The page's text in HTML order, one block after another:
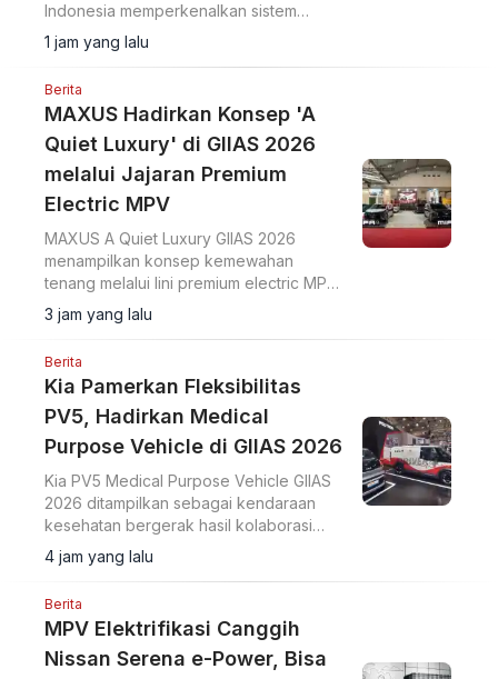
Indonesia memperkenalkan sistem
Sense, Think, dan Act yang membantu
pengemudi.
1 jam yang lalu
Berita
MAXUS Hadirkan Konsep 'A
Quiet Luxury' di GIIAS 2026
melalui Jajaran Premium
Electric MPV
MAXUS A Quiet Luxury GIIAS 2026
menampilkan konsep kemewahan
tenang melalui lini premium electric MPV
MIFA 7 dan MIFA 9 di ICE BSD City.
3 jam yang lalu
Berita
Kia Pamerkan Fleksibilitas
PV5, Hadirkan Medical
Purpose Vehicle di GIIAS 2026
Kia PV5 Medical Purpose Vehicle GIIAS
2026 ditampilkan sebagai kendaraan
kesehatan bergerak hasil kolaborasi
dengan Eka Hospital dan mitra lainnya.
4 jam yang lalu
Berita
MPV Elektrifikasi Canggih
Nissan Serena e-Power, Bisa